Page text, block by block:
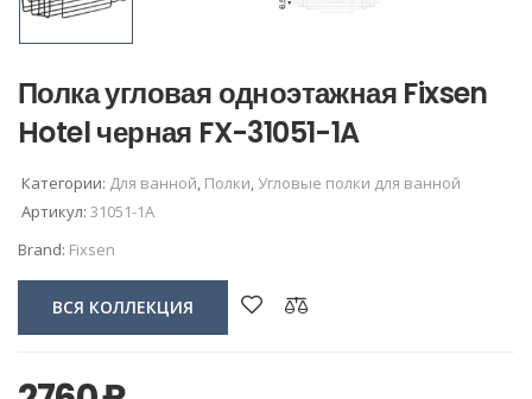
Полка угловая одноэтажная Fixsen
Hotel черная FX-31051-1A
Категории: Для ванной, Полки, Угловые полки для ванной
Артикул: 31051-1A
Brand: Fixsen
ВСЯ КОЛЛЕКЦИЯ